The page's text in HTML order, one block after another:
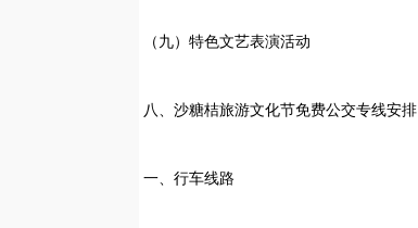
（九）特色文艺表演活动
八、沙糖桔旅游文化节免费公交专线安排
一、行车线路